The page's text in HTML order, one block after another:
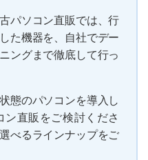
パソコン直販では、行
た機器を、自社でデー
ングまで徹底して行っ
態のパソコンを導入し
直販をご検討くださ
べるラインナップをご